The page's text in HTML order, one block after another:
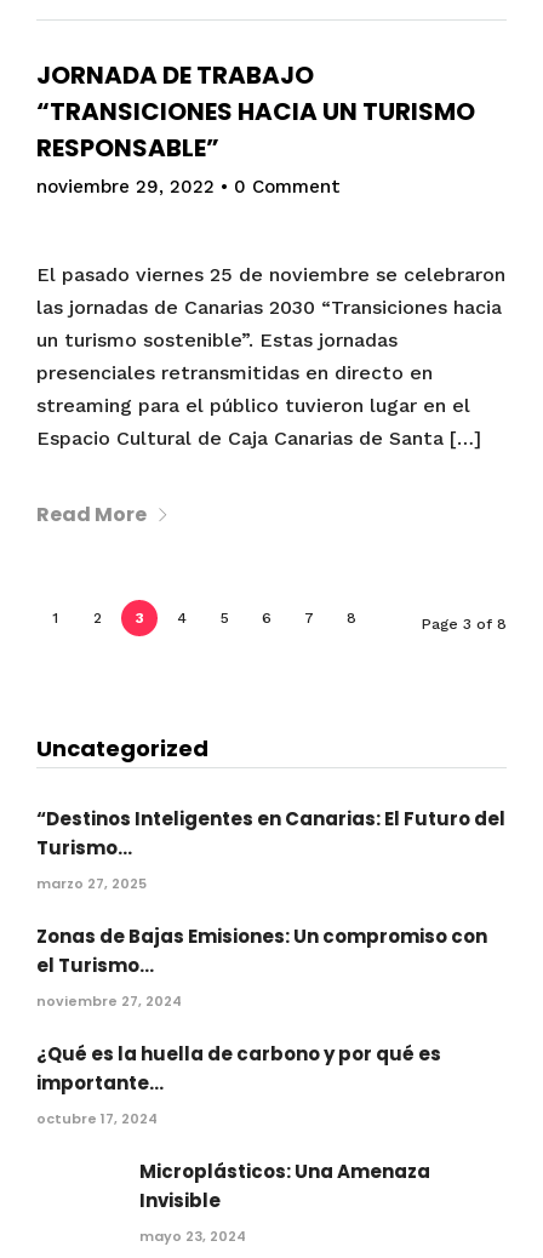
JORNADA DE TRABAJO
“TRANSICIONES HACIA UN TURISMO
RESPONSABLE”
noviembre 29, 2022 • 0 Comment
El pasado viernes 25 de noviembre se celebraron
las jornadas de Canarias 2030 “Transiciones hacia
un turismo sostenible”. Estas jornadas
presenciales retransmitidas en directo en
streaming para el público tuvieron lugar en el
Espacio Cultural de Caja Canarias de Santa […]
Read More
1 2 3 4 5 6 7 8 Page 3 of 8
Uncategorized
“Destinos Inteligentes en Canarias: El Futuro del
Turismo...
marzo 27, 2025
Zonas de Bajas Emisiones: Un compromiso con
el Turismo...
noviembre 27, 2024
¿Qué es la huella de carbono y por qué es
importante...
octubre 17, 2024
Microplásticos: Una Amenaza
Invisible
mayo 23, 2024